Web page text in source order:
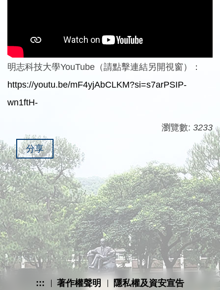
明志科技大學YouTube（請點擊連結另開視窗）：
https://youtu.be/mF4yjAbCLKM?si=s7arPSIP-
wn1ftH-
瀏覽數: 3233
分享
::: 著作權聲明
隱私權及資安宣告